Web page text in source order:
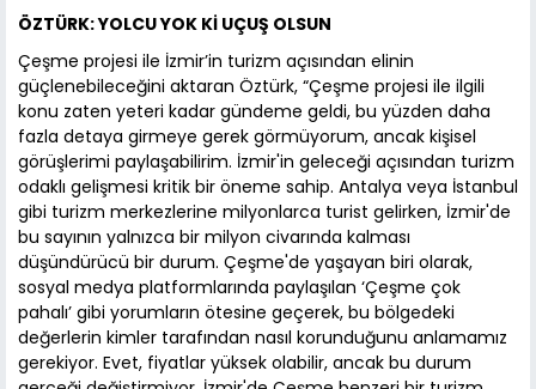
ÖZTÜRK: YOLCU YOK Kİ UÇUŞ OLSUN
Çeşme projesi ile İzmir’in turizm açısından elinin
güçlenebileceğini aktaran Öztürk, “Çeşme projesi ile ilgili
konu zaten yeteri kadar gündeme geldi, bu yüzden daha
fazla detaya girmeye gerek görmüyorum, ancak kişisel
görüşlerimi paylaşabilirim. İzmir'in geleceği açısından turizm
odaklı gelişmesi kritik bir öneme sahip. Antalya veya İstanbul
gibi turizm merkezlerine milyonlarca turist gelirken, İzmir'de
bu sayının yalnızca bir milyon civarında kalması
düşündürücü bir durum. Çeşme'de yaşayan biri olarak,
sosyal medya platformlarında paylaşılan ‘Çeşme çok
pahalı’ gibi yorumların ötesine geçerek, bu bölgedeki
değerlerin kimler tarafından nasıl korunduğunu anlamamız
gerekiyor. Evet, fiyatlar yüksek olabilir, ancak bu durum